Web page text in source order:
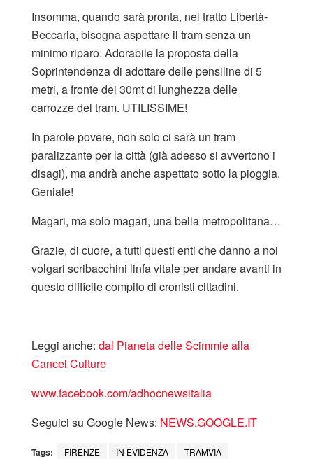
Insomma, quando sarà pronta, nel tratto Libertà-
Beccaria, bisogna aspettare il tram senza un
minimo riparo. Adorabile la proposta della
Soprintendenza di adottare delle pensiline di 5
metri, a fronte dei 30mt di lunghezza delle
carrozze del tram. UTILISSIME!
In parole povere, non solo ci sarà un tram
paralizzante per la città (già adesso si avvertono i
disagi), ma andrà anche aspettato sotto la pioggia.
Geniale!
Magari, ma solo magari, una bella metropolitana…
Grazie, di cuore, a tutti questi enti che danno a noi
volgari scribacchini linfa vitale per andare avanti in
questo difficile compito di cronisti cittadini.
Leggi anche: dal Pianeta delle Scimmie alla
Cancel Culture
www.facebook.com/adhocnewsitalia
Seguici su Google News: NEWS.GOOGLE.IT
Tags: FIRENZE IN EVIDENZA TRAMVIA